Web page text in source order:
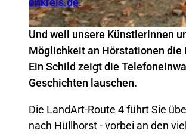
© Mühlenkreis Minden-Lübbecke
Und weil unsere Künstlerinnen
Möglichkeit an Hörstationen die
Ein Schild zeigt die
Geschichten lauschen.
Die LandArt-Route 4 führt Sie
nach Hüllhorst - vorbei an den